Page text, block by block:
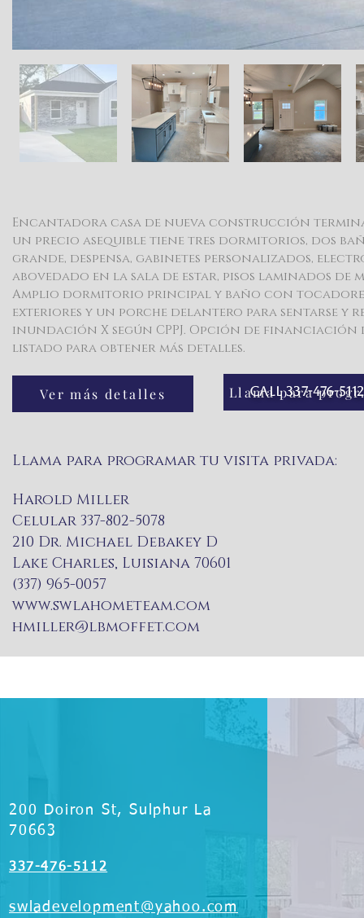
Encantadora casa de nueva construcción
un precio asequible tiene tres dormitorios, dos
grande, despensa, gabinetes personalizados,
abovedado en la sala de estar, pisos laminados
Amplio dormitorio principal y baño con tocadores
exteriores y un porche delantero para sentarse y
inundación X según CPPJ. Opción de
listado para obtener más detalles.
Ver más detalles Call 337-476-
Llama para programar tu visita privada:
Harold Miller
Celular 337-802-5078
210 Dr. Michael Debakey D
Lake Charles, Luisiana 70601
(337) 965-0057
www.swlahometeam.com
hmiller@lbmoffet.com
200 Doiron St, Sulphur La
70663
337-476-5112
swladevelopment@yahoo.com